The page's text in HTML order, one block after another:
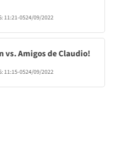
11:21-0524/09/2022
vs. Amigos de Claudio!
11:15-0524/09/2022